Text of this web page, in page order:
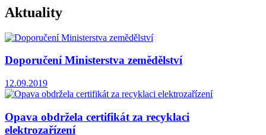
Aktuality
Doporučení Ministerstva zemědělství
12.09.2019
Opava obdržela certifikát za recyklaci
elektrozařízení